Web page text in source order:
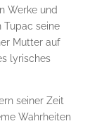
Werke und
Tupac seine
Mutter auf
lyrisches
seiner Zeit
Wahrheiten